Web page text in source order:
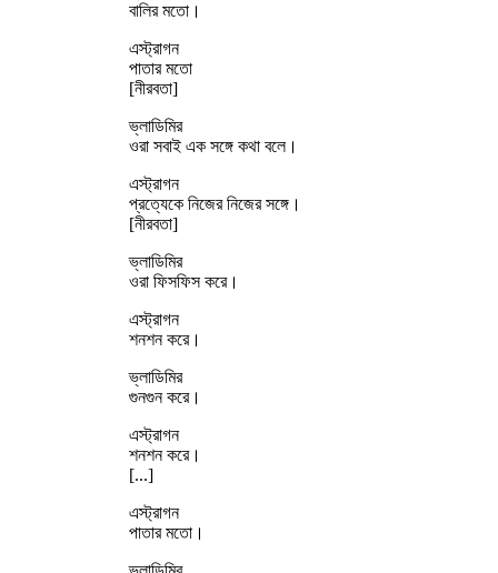
বালির মতো।
এস্ট্রাগন
পাতার মতো
[নীরবতা]
ভ্লাডিমির
ওরা সবাই এক সঙ্গে কথা বলে।
এস্ট্রাগন
প্রত্যেকে নিজের নিজের সঙ্গে।
[নীরবতা]
ভ্লাডিমির
ওরা ফিসফিস করে।
এস্ট্রাগন
শনশন করে।
ভ্লাডিমির
গুনগুন করে।
এস্ট্রাগন
শনশন করে।
[...]
এস্ট্রাগন
পাতার মতো।